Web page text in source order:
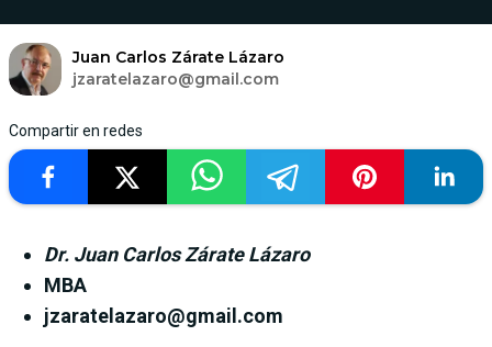
Juan Carlos Zárate Lázaro
jzaratelazaro@gmail.com
Compartir en redes
Dr. Juan Carlos Zárate Lázaro
MBA
jzaratelazaro@gmail.com